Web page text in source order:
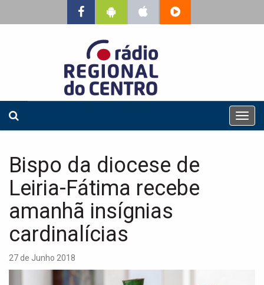
T
o
Bispo da diocese de
Leiria-Fátima recebe
amanhã insígnias
cardinalícias
27 de Junho 2018